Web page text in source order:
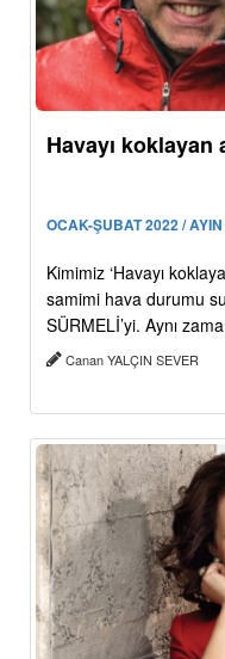
Havayı
OCAK-ŞUBAT 2022 /
Kimimiz ‘Havayı
samimi hava durumu
SÜRMELİ’yi. Aynı
Canan YALÇIN SEVER